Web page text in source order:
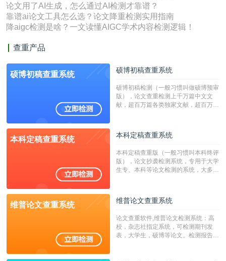
论文用了AI生成，怎么通过AI检测才靠谱？
靠谱ai论文工具怎么选？论文降重检测实用指南
降aigc检测是啥？一文读懂AIGC学术内容检测逻辑！
查重产品
硕博初稿查重系统 硕博初稿查重系统
硕博初稿检测（一般习惯叫做硕博预审
版），论文查重检测上千万篇中文文
献，超百万篇各类独家文献，超百万港
校用来检测硕博论文的系统，检测范围
广，数据来源真实，检测算法合理!本
字符数30万）
本科定稿查重系统 本科定稿查重系统
本科定稿查重版（一般习惯叫本科终评
版），论文抄袭检测系统，专用于大学
生专、本科等论文检测的系统，大多数
维普论文查重系统 维普论文查重系统
论文查重软件,维普论文检测系统：高
校，杂志社指定系统，可检测期刊发
表，大学生，硕博等论文。检测报告支